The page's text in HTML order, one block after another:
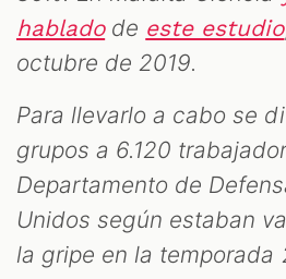
habladode este estudio
octubre de 2019.
Para llevarlo a cabo se
grupos a 6.120
Departamento de
Unidos según estaban
la gripe en la temporada